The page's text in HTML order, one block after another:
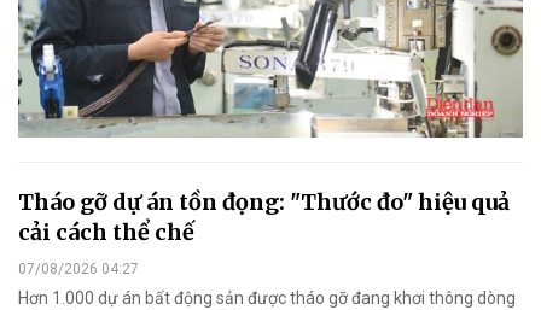
Tháo gỡ dự án tồn đọng: "Thước đo" hiệu quả
cải cách thể chế
07/08/2026 04:27
Hơn 1.000 dự án bất động sản được tháo gỡ đang khơi thông dòng